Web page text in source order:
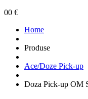
00 €
Home
Produse
Ace/Doze Pick-up
Doza Pick-up OM